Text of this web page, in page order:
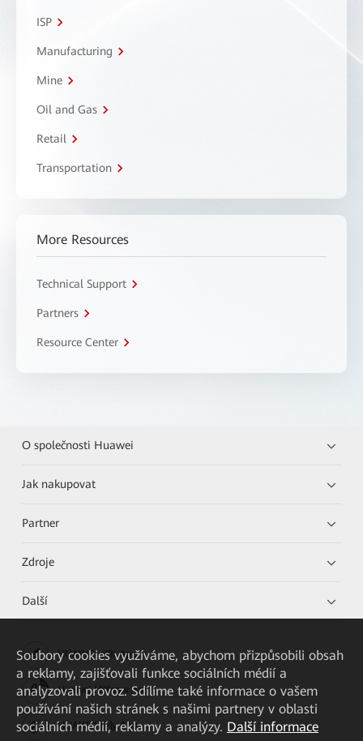
ISP
Manufacturing
Mine
Oil and Gas
Retail
Transportation
More Resources
Technical Support
Partners
Resource Center
O společnosti Huawei
Jak nakupovat
Partner
Zdroje
Další
HUAWEI eKit App
Huawei HiKnow App
HUAWEI eFly App
Soubory cookies využíváme, abychom přizpůsobili obsah
a reklamy, zajišťovali funkce sociálních médií a
analyzovali provoz. Sdílíme také informace o vašem
používání našich stránek s našimi partnery v oblasti
sociálních médií, reklamy a analýzy. Další informace